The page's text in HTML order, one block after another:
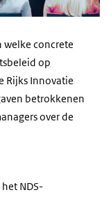
welke concrete
op
Rijks Innovatie
betrokkenen
over de
NDS-